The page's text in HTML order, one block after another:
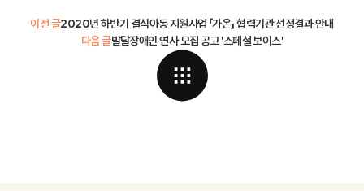
이전 글2020년 하반기 결식아동 지원사업 「가온」 협력기관 선정결과 안내
발달장애인 연사 모집 공고 '스페셜 보이스'
다음 글